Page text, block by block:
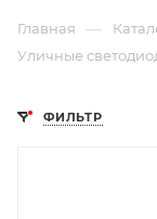
Главная —
Уличные
ФИЛЬТР